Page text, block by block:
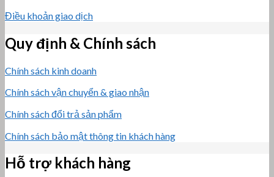
Điều khoản giao dịch
Quy định & Chính sách
Chính sách kinh doanh
Chính sách vận chuyển & giao nhận
Chính sách đổi trả sản phẩm
Chính sách bảo mật thông tin khách hàng
Hỗ trợ khách hàng